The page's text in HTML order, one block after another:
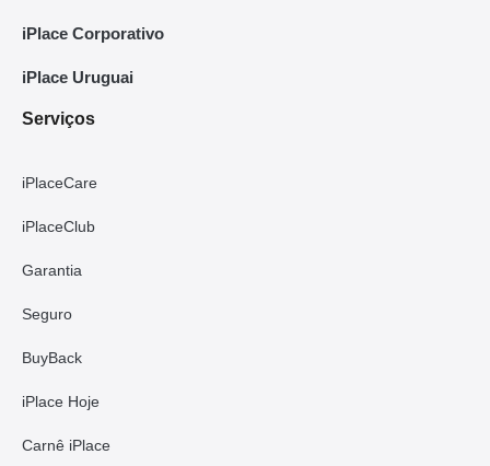
iPlace Corporativo
iPlace Uruguai
Serviços
iPlaceCare
iPlaceClub
Garantia
Seguro
BuyBack
iPlace Hoje
Carnê iPlace